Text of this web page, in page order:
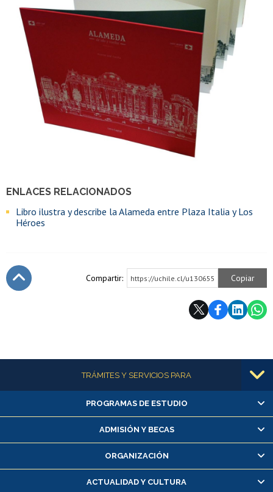
ENLACES RELACIONADOS
Libro ilustra y describe la Alameda entre Plaza Italia y Los
Héroes
Compartir: https://uchile.cl/u130655 Copiar
Más informaciónTRÁMITES Y SERVICIOS PARA
Alumnas/os y exalumnas/os
Matrícula en línea
Inscripción y cambio de asignaturas
Consulta y certificado de notas
PROGRAMAS DE ESTUDIO
ADMISIÓN Y BECAS
ORGANIZACIÓN
ACTUALIDAD Y CULTURA